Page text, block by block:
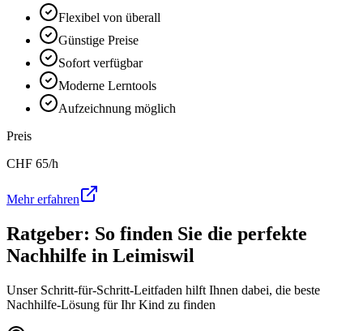
Flexibel von überall
Günstige Preise
Sofort verfügbar
Moderne Lerntools
Aufzeichnung möglich
Preis
CHF 65/h
Mehr erfahren
Ratgeber: So finden Sie die perfekte
Nachhilfe in Leimiswil
Unser Schritt-für-Schritt-Leitfaden hilft Ihnen dabei, die beste
Nachhilfe-Lösung für Ihr Kind zu finden